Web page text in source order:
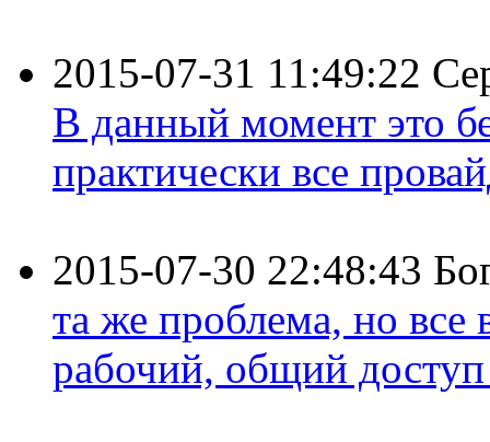
2015-07-31 11:49:22
В данный момент это
практически все
2015-07-30 22:48:43
та же проблема, но все
рабочий, общий доступ